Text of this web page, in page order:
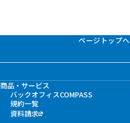
ページトップへ
商品・サービス
バックオフィスCOMPASS
規約一覧
資料請求